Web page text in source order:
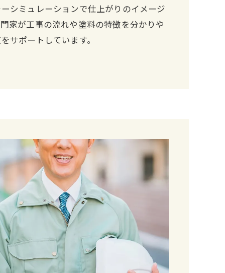
シミュレーションで仕上がりのイメージ
家が工事の流れや塗料の特徴を分かりや
サポートしています。